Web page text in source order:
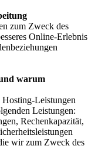
zum Zweck des
Online-Erlebnis
warum
Leistungen
Leistungen:
Rechenkapazität,
wir zum Zweck des